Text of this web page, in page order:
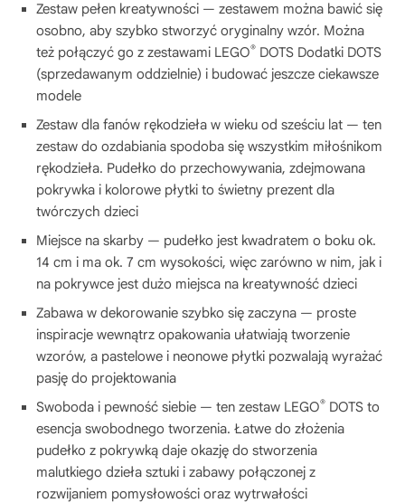
Zestaw pełen kreatywności — zestawem można bawić się
osobno, aby szybko stworzyć oryginalny wzór. Można
też połączyć go z zestawami LEGO® DOTS Dodatki DOTS
(sprzedawanym oddzielnie) i budować jeszcze ciekawsze
modele
Zestaw dla fanów rękodzieła w wieku od sześciu lat — ten
zestaw do ozdabiania spodoba się wszystkim miłośnikom
rękodzieła. Pudełko do przechowywania, zdejmowana
pokrywka i kolorowe płytki to świetny prezent dla
twórczych dzieci
Miejsce na skarby — pudełko jest kwadratem o boku ok.
14 cm i ma ok. 7 cm wysokości, więc zarówno w nim, jak i
na pokrywce jest dużo miejsca na kreatywność dzieci
Zabawa w dekorowanie szybko się zaczyna — proste
inspiracje wewnątrz opakowania ułatwiają tworzenie
wzorów, a pastelowe i neonowe płytki pozwalają wyrażać
pasję do projektowania
Swoboda i pewność siebie — ten zestaw LEGO® DOTS to
esencja swobodnego tworzenia. Łatwe do złożenia
pudełko z pokrywką daje okazję do stworzenia
malutkiego dzieła sztuki i zabawy połączonej z
rozwijaniem pomysłowości oraz wytrwałości